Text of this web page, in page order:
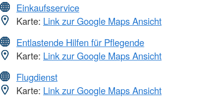
Einkaufsservice
Karte: Link zur Google Maps Ansicht
Entlastende Hilfen für Pflegende
Karte: Link zur Google Maps Ansicht
Flugdienst
Karte: Link zur Google Maps Ansicht